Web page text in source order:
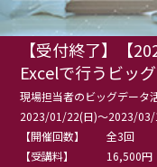
【受付終了】【
Excelで行うビッ
現場担当者のビッグデータ
2023/01/22(日)～2023/03/
【開催回数】
全3回
【受講料】
16,500円